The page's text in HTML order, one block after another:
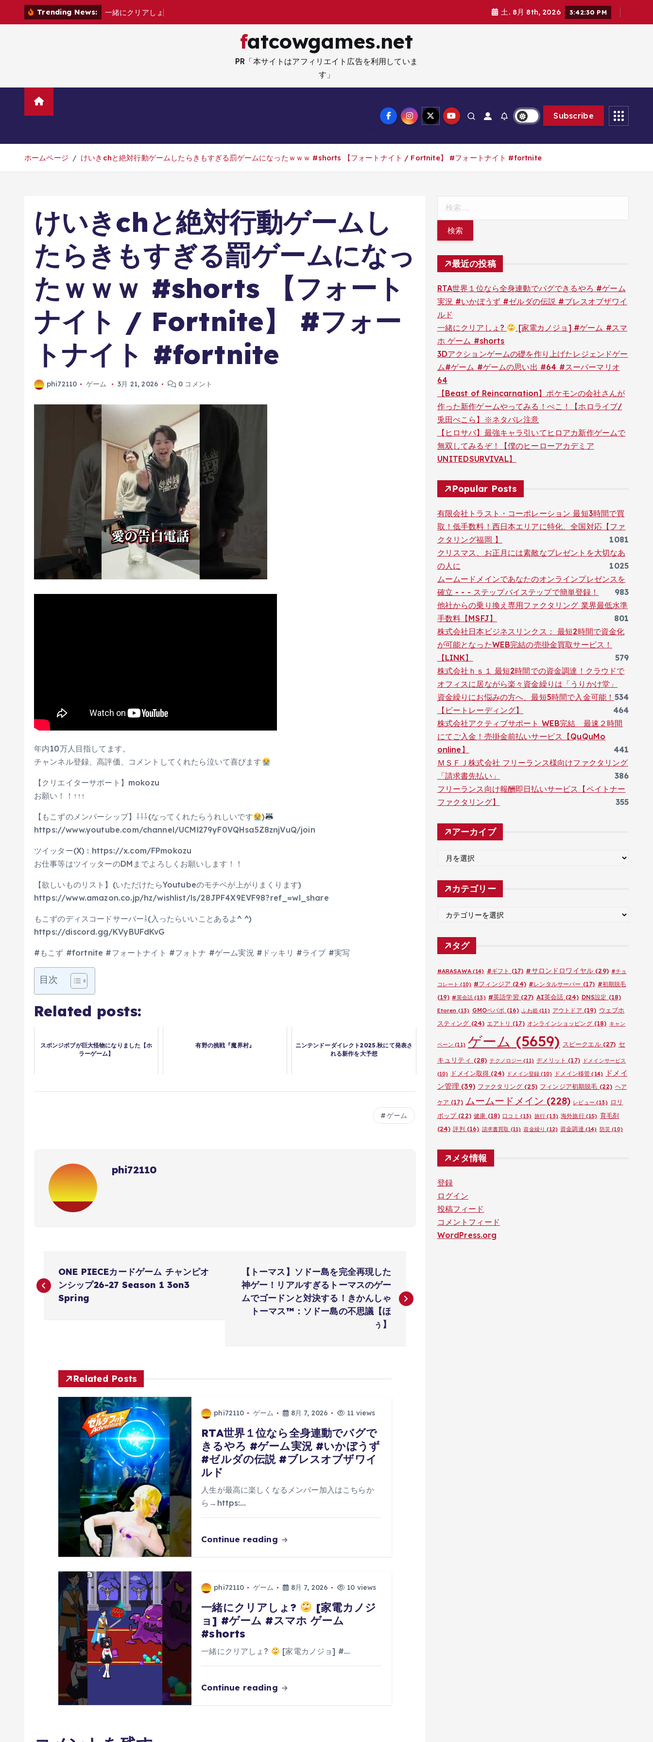
Trending News: 一緒に ク リ ア し ょ 土. 8月 8th, 2026 3:42:31 PM
fatcowgames.net
PR「本サイトはアフィリエイト広告を利用していま
す」
Subscribe
ホームページ けいきchと絶対行動ゲームしたらきもすぎる罰ゲームになったｗｗｗ #shorts 【フォートナイト / Fortnite】 #フォートナイト #fortnite
けいきchと絶対行動ゲームし
たらきもすぎる罰ゲームになっ
たｗｗｗ #shorts 【フォート
ナイト / Fortnite】 #フォー
トナイト #fortnite
phi72110 ゲーム 3月 21, 2026 0 コメント
年内10万人目指してます。
チャンネル登録、高評価、コメントしてくれたら泣いて喜びます
【クリエイターサポート】mokozu
お願い！！↑↑↑
【もこずのメンバーシップ】⇩⇩⇩(なってくれたらうれしいです
)
https://www.youtube.com/channel/UCMl279yF0VQHsa5Z8znjVuQ/join
ツイッター(X) : https://x.com/FPmokozu
お仕事等はツイッターのDMまでよろしくお願いします！！
【欲しいものリスト】(いただけたらYoutubeのモチベが上がりまくります)
https://www.amazon.co.jp/hz/wishlist/ls/28JPF4X9EVF98?ref_=wl_share
もこずのディスコードサーバー⇩(入ったらいいことあるよ^ ^)
https://discord.gg/KVyBUFdKvG
#もこず #fortnite #フォートナイト #フォトナ #ゲーム実況 #ドッキリ #ライブ #実写
目次
Related posts:
スポンジボブが巨大怪物になりました【ホ
ラーゲーム】
有野の挑戦『魔界村』
ニンテンドーダイレクト2025.秋にて発表さ
れる新作を大予想
ゲーム
phi72110
稿
ONE PIECEカードゲーム チャンピオ
ンシップ26-27 Season 1 3on3
Spring
【トーマス】ソドー島を完全再現した
神ゲー！リアルすぎるトーマスのゲー
ムでゴードンと対決する！きかんしゃ
トーマス™：ソドー島の不思議【ほ
ぅ】
Related Posts
phi72110 ゲーム 8月 7, 2026 11 views
RTA世界１位なら全身連動でバグで
きるやろ #ゲーム実況 #いかぼうず
#ゼルダの伝説 #ブレスオブザワイ
ルド
人生が最高に楽しくなるメンバー加入はこちらか
ら→https:…
Continue reading
phi72110 ゲーム 8月 7, 2026 10 views
一緒にクリアしょ?
[家電カノジ
ョ] #ゲーム #スマホ ゲーム
#shorts
一緒にクリアしょ? [家電カノジョ] #…
Continue reading
最近の投稿
RTA世界１位なら全身連動でバグできるやろ #ゲーム
実況 #いかぼうず #ゼルダの伝説 #ブレスオブザワイ
ルド
一緒にクリアしょ?
[家電カノジョ] #ゲーム #スマ
ホ ゲーム #shorts
3Dアクションゲームの礎を作り上げたレジェンドゲー
ム#ゲーム #ゲームの思い出 #64 #スーパーマリオ
64
【Beast of Reincarnation】ポケモンの会社さんが
作った新作ゲームやってみる！ぺこ！【ホロライブ/
兎田ぺこら】※ネタバレ注意
【ヒロサバ】最強キャラ引いてヒロアカ新作ゲームで
無双してみるぞ！【僕のヒーローアカデミア
UNITEDSURVIVAL】
Popular Posts
有限会社トラスト・コーポレーション 最短3時間で買
取！低手数料！西日本エリアに特化、全国対応【ファ
クタリング福岡 】
1081
クリスマス、お正月には素敵なプレゼントを大切なあ
の人に
1025
ムームードメインであなたのオンラインプレゼンスを
確立 - - - ステップバイステップで簡単登録！
983
他社からの乗り換え専用ファクタリング 業界最低水準
手数料【MSFJ】
801
株式会社日本ビジネスリンクス： 最短2時間で資金化
が可能となったWEB完結の売掛金買取サービス！
【LINK】
579
株式会社ｈｓ１ 最短2時間での資金調達！クラウドで
オフィスに居ながら楽々資金繰りは「うりかけ堂」
534
資金繰りにお悩みの方へ、最短5時間で入金可能！
【ビートレーディング】
464
株式会社アクティブサポート WEB完結 最速２時間
にてご入金！売掛金前払いサービス【QuQuMo
online】
441
ＭＳＦＪ株式会社 フリーランス様向けファクタリング
「請求書先払い」
386
フリーランス向け報酬即日払いサービス【ペイトナー
ファクタリング】
355
アーカイブ
カ
イ
カテゴリー
ゴ
リ
タグ
#ARASAWA(14) #ギフト (17) #サロンドロワイヤル (29) #チョ
コレート (10) #フィンジア (24) #レンタルサーバー (17) #初期脱毛
(19) #英会話 (13) #英語学習 (27) AI英会話 (24) DNS設定 (18)
Etoren (13) GMOペパボ (16) ふわ姫(11) アウトドア (19) ウェブホ
スティング (24) エアトリ (17) オンラインショッピング(18) キャン
ペーン (11) ゲーム (5659) スピークエル(27) セ
キュリティ (28) テクノロジー (11) デメリット (17)
ドメインサービス
(10)
ドメイン取得 (24) ドメイン登録 (10) ドメイン移管 (14)
ドメイ
ン管理 (39) ファクタリング (25) フィンジア初期脱毛 (22) ヘア
ケア (17) ムームードメイン (228) レビュー (13) ロリ
ポップ(22) 健康 (18) 口コミ (13) 旅行 (13) 海外旅行(15) 育毛剤
(24) 評判 (16) 請求書買取 (11) 資金繰り (12) 資金調達 (14) 防災 (10)
メタ情報
登録
ログイン
投稿フィード
コメントフィード
WordPress.org